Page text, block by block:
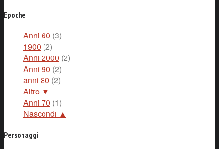
Epoche
Anni 60 (3)
1900 (2)
Anni 2000 (2)
Anni 90 (2)
anni 80 (2)
Altro ▼
Anni 70 (1)
Nascondi ▲
Personaggi